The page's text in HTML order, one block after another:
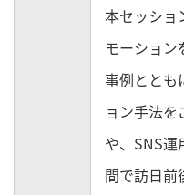
本セッショ
モーション
事例ととも
ョン手法を
や、SNS運
間で訪日前